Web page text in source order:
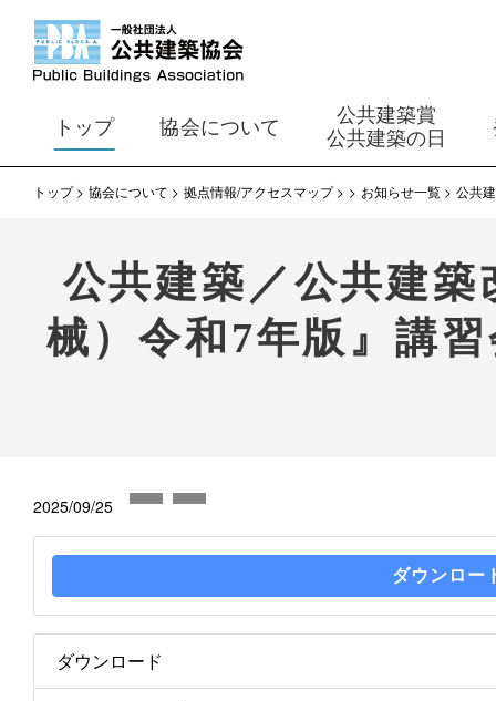
トップ 協会について
公共建築賞
公共建築の日
トップ 協会について 拠点情報/アクセスマップ お知らせ一覧 公共
公共建築／公共建
械）令和7年版』講
2025/09/25
ダウンロー
ダウンロード